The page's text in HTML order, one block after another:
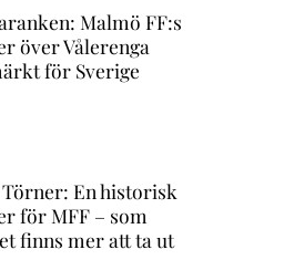
Malmö FF:s
över Vålerenga
för Sverige
Törner: En historisk
för MFF – som
finns mer att ta ut